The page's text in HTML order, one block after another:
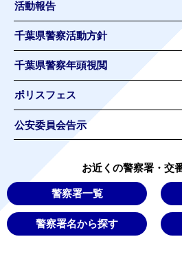
活動報告
千葉県警察活動方針
千葉県警察年頭視閲
ポリスフェス
公安委員会告示
お近くの警察署・交
警察署一覧
警察署名から探す